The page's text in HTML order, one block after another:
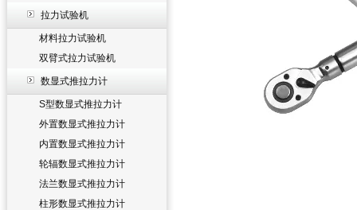
拉力试验机
材料拉力试验机
双臂式拉力试验机
数显式推拉力计
S型数显式推拉力计
外置数显式推拉力计
内置数显式推拉力计
轮辐数显式推拉力计
法兰数显式推拉力计
柱形数显式推拉力计